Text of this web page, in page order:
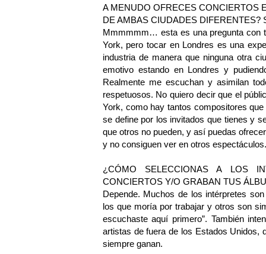
A MENUDO OFRECES CONCIERTOS
DE AMBAS CIUDADES
Mmmmmm… esta es una pregunta con
York, pero tocar en Londres es una
industria de manera que ninguna otra
emotivo estando en Londres y
Realmente me escuchan y asimilan
respetuosos. No quiero decir que el
York, como hay tantos compositores
se define por los invitados que tienes y
que otros no pueden, y así puedas
y no consiguen ver en otros espectáculos.
¿CÓMO SELECCIONAS A LOS
CONCIERTOS Y/O GRABAN TUS
Depende. Muchos de los intérpretes
los que moría por trabajar y otros son
escuchaste aquí primero”. También
artistas de fuera de los Estados Unidos,
siempre ganan.